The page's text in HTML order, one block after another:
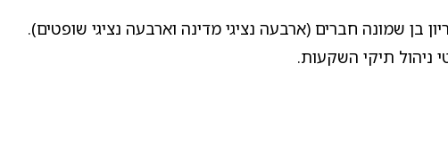
שמונה חברים (ארבעה נציגי מדינה וארבעה נציגי שופטים).
ניהול תיקי השקעות.